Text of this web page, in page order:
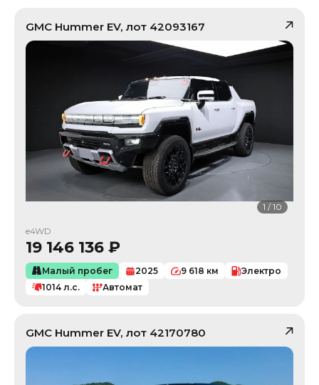
GMC Hummer EV, лот 42093167
1 /10
e4WD
19 146 136 ₽
Малый пробег 2025 9 618 км
Электро
1014 л.с. Автомат
GMC Hummer EV, лот 42170780